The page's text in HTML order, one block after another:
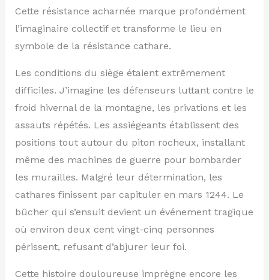
Cette résistance acharnée marque profondément
l’imaginaire collectif et transforme le lieu en
symbole de la résistance cathare.
Les conditions du siège étaient extrêmement
difficiles. J’imagine les défenseurs luttant contre le
froid hivernal de la montagne, les privations et les
assauts répétés. Les assiégeants établissent des
positions tout autour du piton rocheux, installant
même des machines de guerre pour bombarder
les murailles. Malgré leur détermination, les
cathares finissent par capituler en mars 1244. Le
bûcher qui s’ensuit devient un événement tragique
où environ deux cent vingt-cinq personnes
périssent, refusant d’abjurer leur foi.
Cette histoire douloureuse imprègne encore les